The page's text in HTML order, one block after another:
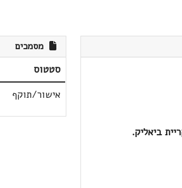
מסמכים
סטטוס
אישור/תוקף